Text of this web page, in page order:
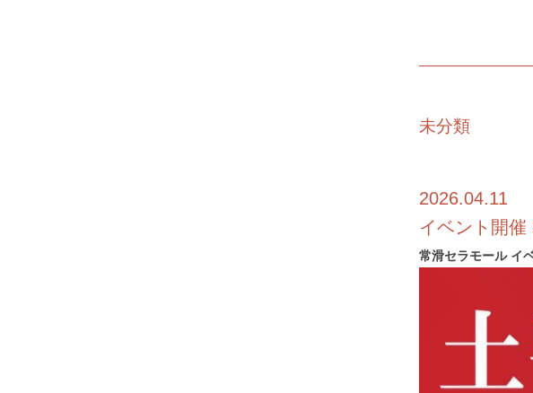
未分類
2026.04.11
イベント開
常滑セラモール イ